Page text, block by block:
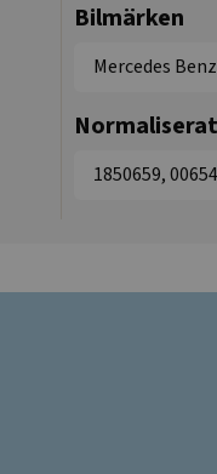
Bilmärken
Mercedes Benz
1850659,